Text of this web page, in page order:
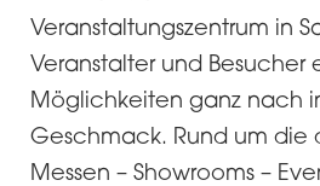
Veranstaltungszentrum in
Veranstalter und Besucher
Möglichkeiten ganz nach
Geschmack. Rund um die
Messen – Showrooms –